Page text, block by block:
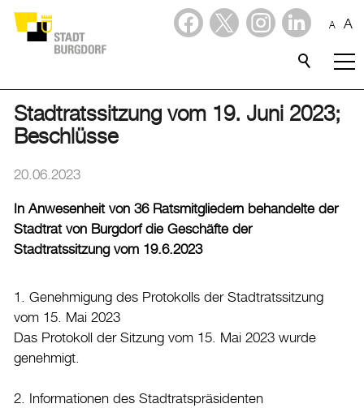
A A
Stadtporträt
Aktuelles
Amtliche Publikationen
Medienmitteilungen
Baupublikationen
Burgdorf baut
Stadtratssitzung vom 19. Juni 2023;
Beschlüsse
20.06.2023
In Anwesenheit von 36 Ratsmitgliedern behandelte der
Stadtrat von Burgdorf die Geschäfte der
Stadtratssitzung vom 19.6.2023
1. Genehmigung des Protokolls der Stadtratssitzung
vom 15. Mai 2023
Das Protokoll der Sitzung vom 15. Mai 2023 wurde
genehmigt.
2. Informationen des Stadtratspräsidenten